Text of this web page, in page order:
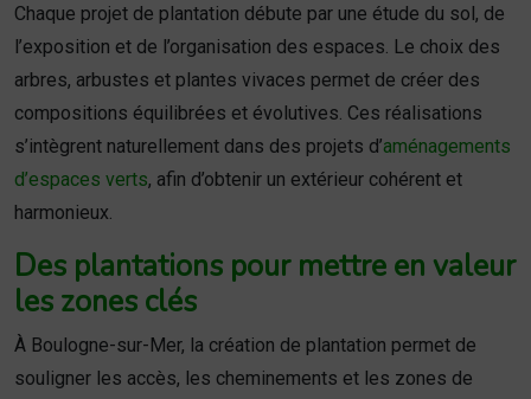
Chaque projet de plantation débute par une étude du sol, de
l’exposition et de l’organisation des espaces. Le choix des
arbres, arbustes et plantes vivaces permet de créer des
compositions équilibrées et évolutives. Ces réalisations
s’intègrent naturellement dans des projets d’aménagements
d’espaces verts, afin d’obtenir un extérieur cohérent et
harmonieux.
Des plantations pour mettre en valeur
les zones clés
À Boulogne-sur-Mer, la création de plantation permet de
souligner les accès, les cheminements et les zones de